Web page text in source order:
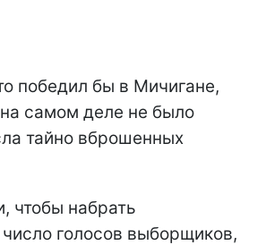
победил бы в Мичигане,
самом деле не было
тайно вброшенных
чтобы набрать
голосов выборщиков,